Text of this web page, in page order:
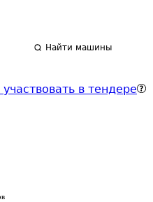
Найти машины
в тендере